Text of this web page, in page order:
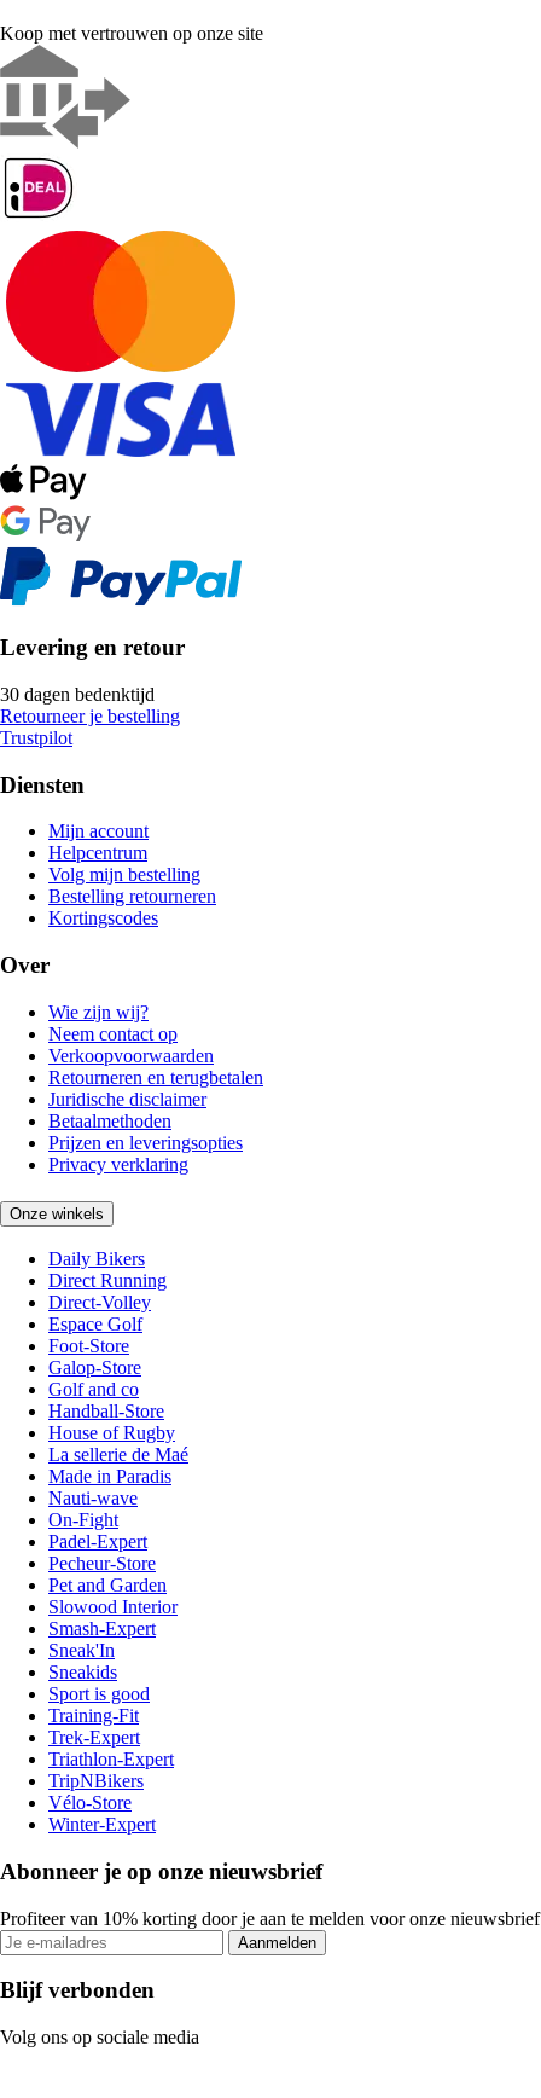
Koop met vertrouwen op onze site
Levering en retour
30 dagen bedenktijd
Retourneer je bestelling
Trustpilot
Diensten
Mijn account
Helpcentrum
Volg mijn bestelling
Bestelling retourneren
Kortingscodes
Over
Wie zijn wij?
Neem contact op
Verkoopvoorwaarden
Retourneren en terugbetalen
Juridische disclaimer
Betaalmethoden
Prijzen en leveringsopties
Privacy verklaring
Onze winkels
Daily Bikers
Direct Running
Direct-Volley
Espace Golf
Foot-Store
Galop-Store
Golf and co
Handball-Store
House of Rugby
La sellerie de Maé
Made in Paradis
Nauti-wave
On-Fight
Padel-Expert
Pecheur-Store
Pet and Garden
Slowood Interior
Smash-Expert
Sneak'In
Sneakids
Sport is good
Training-Fit
Trek-Expert
Triathlon-Expert
TripNBikers
Vélo-Store
Winter-Expert
Abonneer je op onze nieuwsbrief
Profiteer van 10% korting door je aan te melden voor onze nieuwsbrief
Aanmelden
Blijf verbonden
Volg ons op sociale media